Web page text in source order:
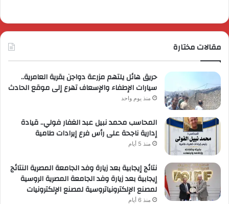
مقالات مختارة
حريق هائل يلتهم مزرعة دواجن بقرية العامرية..
سيارات الإطفاء والإسعاف تهرع إلى موقع الحادث
منذ يوم واحد
المحاسب محمد نبيل عبد الغفار فولي.. قيادة
إدارية ناجحة على رأس فرع إيرادات طامية
منذ 5 أيام
نتائج إيجابية بعد زيارة وفد الجامعة المصرية النتائج
إيجابية بعد زيارة وفد الجامعة المصرية الروسية
لمصنع الإلكترونياتروسية لمصنع الإلكترونيات
منذ 6 أيام